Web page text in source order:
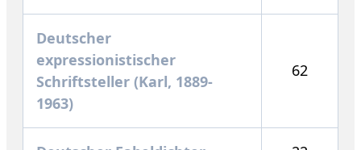
Deutscher
expressionistischer
Schriftsteller (Karl, 1889-
1963)
62